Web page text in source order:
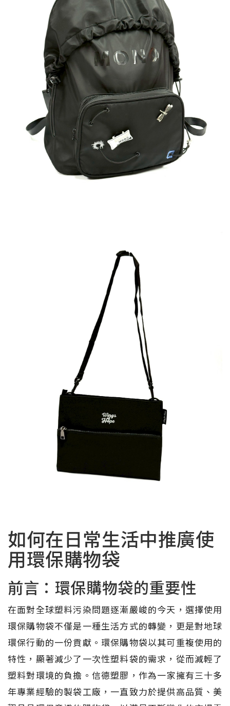
如何在日常生活中推廣使
用環保購物袋
前言：環保購物袋的重要性
在面對全球塑料污染問題逐漸嚴峻的今天，選擇使用
環保購物袋不僅是一種生活方式的轉變，更是對地球
環保行動的一份貢獻。環保購物袋以其可重複使用的
特性，顯著減少了一次性塑料袋的需求，從而減輕了
塑料對環境的負擔。信德塑膠，作為一家擁有三十多
年專業經驗的製袋工廠，一直致力於提供高品質、美